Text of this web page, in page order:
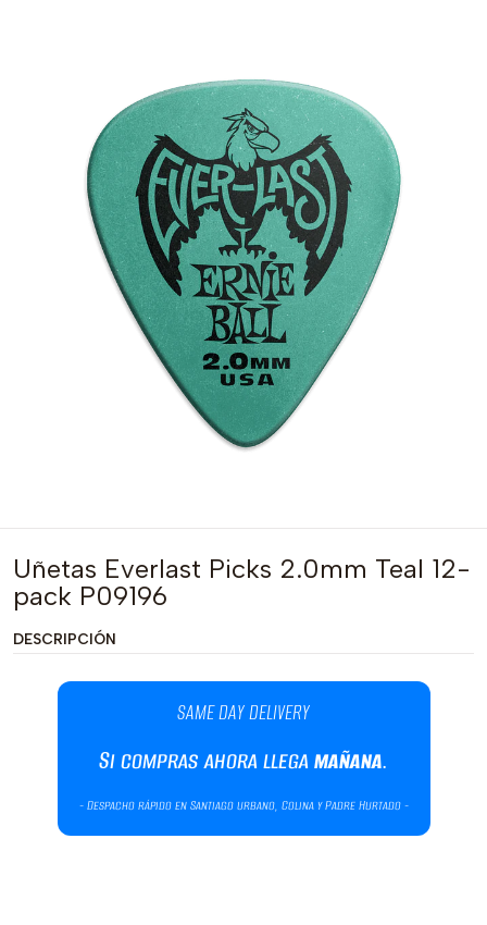
Uñetas Everlast Picks 2.0mm Teal 12-
pack P09196
DESCRIPCIÓN